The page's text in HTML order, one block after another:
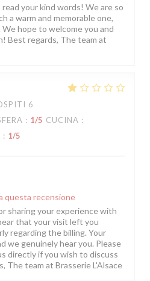
your kind words! We are so
a warm and memorable one,
hope to welcome you and
Best regards, The team at
6
: 1/5 CUCINA :
: 1/5
questa recensione
sharing your experience with
that your visit left you
regarding the billing. Your
we genuinely hear you. Please
directly if you wish to discuss
The team at Brasserie L'Alsace